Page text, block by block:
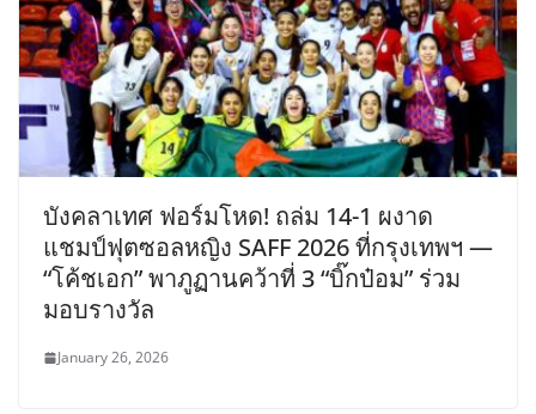
บังคลาเทศ ฟอร์มโหด! ถล่ม 14-1 ผงาด
แชมป์ฟุตซอลหญิง SAFF 2026 ที่กรุงเทพฯ —
“โค้ชเอก” พาภูฏานคว้าที่ 3 “บิ๊กป๋อม” ร่วม
มอบรางวัล
January 26, 2026